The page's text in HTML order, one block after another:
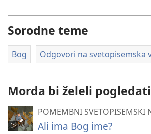
Sorodne teme
Bog Odgovori na svetopisemska
Morda bi želeli
POMEMBNI SVETOPISEMSKI
Ali ima Bog ime?